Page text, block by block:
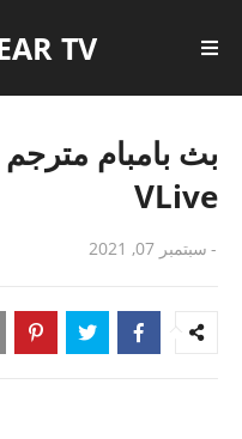
TV
VLive
- سبتمبر 07, 2021